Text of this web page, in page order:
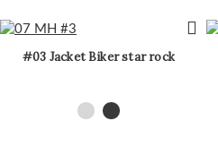
#03 Jacket Biker star rock